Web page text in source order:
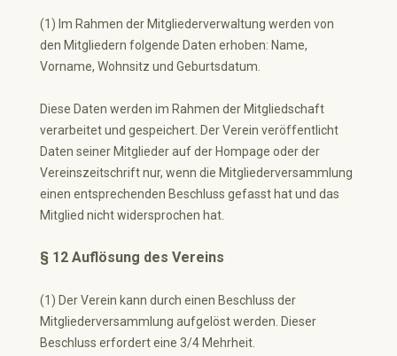
(1) Im Rahmen der Mitgliederverwaltung werden von
den Mitgliedern folgende Daten erhoben: Name,
Vorname, Wohnsitz und Geburtsdatum.
Diese Daten werden im Rahmen der Mitgliedschaft
verarbeitet und gespeichert. Der Verein veröffentlicht
Daten seiner Mitglieder auf der Hompage oder der
Vereinszeitschrift nur, wenn die Mitgliederversammlung
einen entsprechenden Beschluss gefasst hat und das
Mitglied nicht widersprochen hat.
§ 12 Auflösung des Vereins
(1) Der Verein kann durch einen Beschluss der
Mitgliederversammlung aufgelöst werden. Dieser
Beschluss erfordert eine 3/4 Mehrheit.